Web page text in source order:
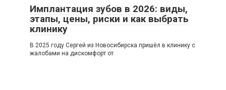
Имплантация зубов в 2026: виды,
этапы, цены, риски и как выбрать
клинику
В 2025 году Сергей из Новосибирска пришёл в клинику с
жалобами на дискомфорт от